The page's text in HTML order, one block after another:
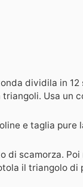
dividila in 12
Usa un
e taglia pure
di scamorza.
il triangolo di